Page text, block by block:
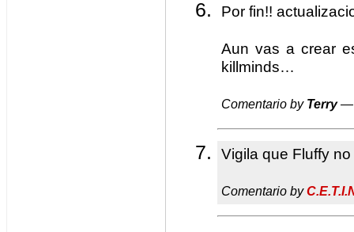
Por fin!!
Aun vas a crear
killminds…
Comentario by Terry—
Vigila que Fluffy
Comentario by